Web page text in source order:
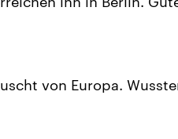
von Europa.